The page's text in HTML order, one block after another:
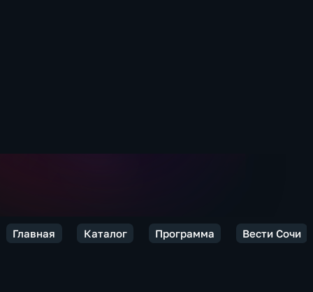
Главная Каталог Программа Вести Сочи